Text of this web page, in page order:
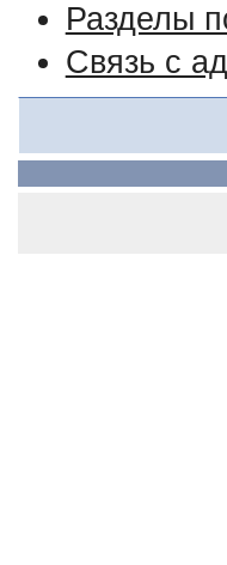
Разделы
Связь с